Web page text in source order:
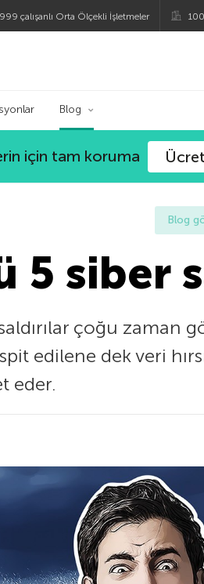
çalışanlı Orta Ölçekli İşletmeler
Blog
için tam koruma
siber
çoğu zaman
edilene dek veri
eder.